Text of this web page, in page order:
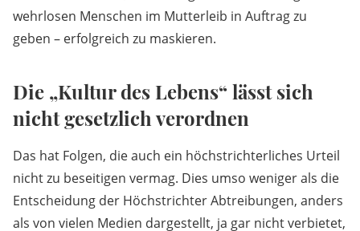
wehrlosen Menschen im Mutterleib in Auftrag zu
geben – erfolgreich zu maskieren.
Die „Kultur des Lebens“ lässt sich
nicht gesetzlich verordnen
Das hat Folgen, die auch ein höchstrichterliches Urteil
nicht zu beseitigen vermag. Dies umso weniger als die
Entscheidung der Höchstrichter Abtreibungen, anders
als von vielen Medien dargestellt, ja gar nicht verbietet,